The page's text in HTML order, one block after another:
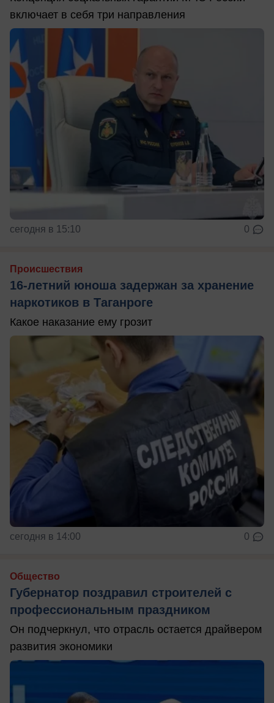
включает в себя три направления
сегодня в 15:10 0
Происшествия
16-летний юноша задержан за хранение
наркотиков в Таганроге
Какое наказание ему грозит
сегодня в 14:00 0
Общество
Губернатор поздравил строителей с
профессиональным праздником
Он подчеркнул, что отрасль остается драйвером
развития экономики